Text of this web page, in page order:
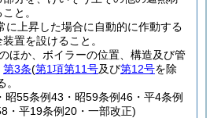
と。
に上昇した場合に自動的に作動する
置を設けること。
ほか、ボイラーの位置、構造及び管
第3条(第1項第11号及び第12号を除
昭55条例43・昭59条例46・平4条例
・平19条例20・一部改正)